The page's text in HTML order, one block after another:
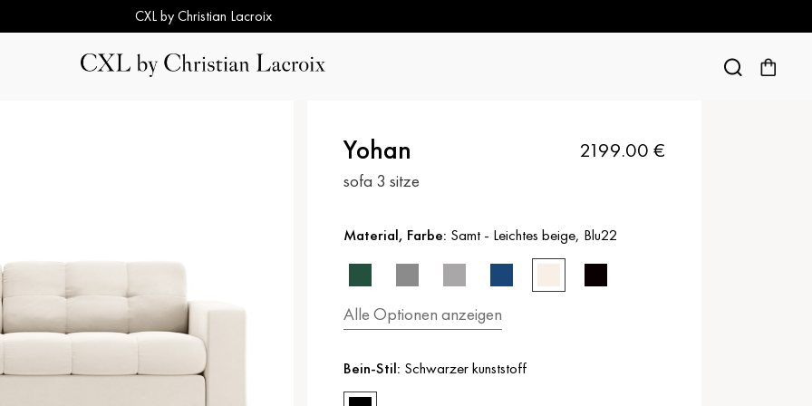
CXL by Christian Lacroix
Yohan 2199.00 €
sofa 3 sitze
Material, Farbe: Samt - Leichtes beige, Blu22
Alle Optionen anzeigen
Bein-Stil: Schwarzer kunststoff